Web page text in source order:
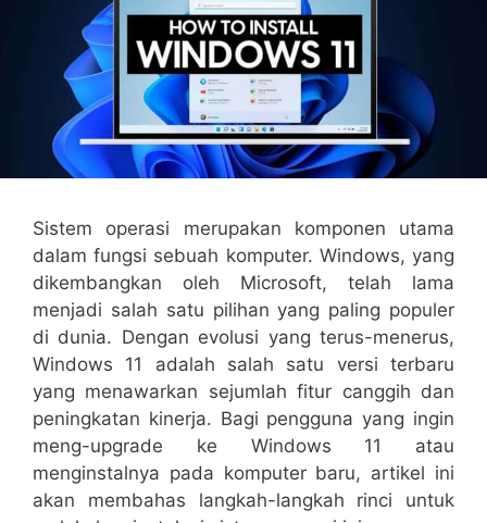
Sistem operasi merupakan komponen utama
dalam fungsi sebuah komputer. Windows, yang
dikembangkan oleh Microsoft, telah lama
menjadi salah satu pilihan yang paling populer
di dunia. Dengan evolusi yang terus-menerus,
Windows 11 adalah salah satu versi terbaru
yang menawarkan sejumlah fitur canggih dan
peningkatan kinerja. Bagi pengguna yang ingin
meng-upgrade ke Windows 11 atau
menginstalnya pada komputer baru, artikel ini
akan membahas langkah-langkah rinci untuk